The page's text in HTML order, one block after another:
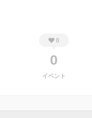
0
0
イベント